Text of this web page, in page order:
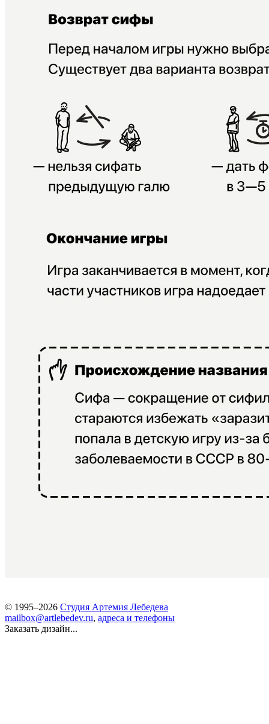
© 1995–2026 Студия Артемия Лебедева
mailbox@artlebedev.ru, адреса и телефоны
Заказать дизайн...